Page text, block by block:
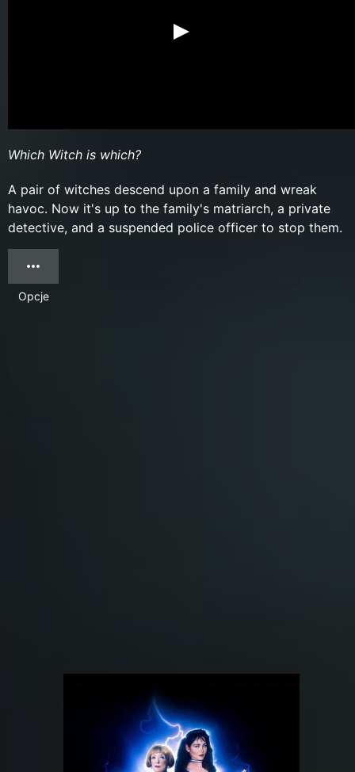
Which Witch is which?
A pair of witches descend upon a family and wreak
havoc. Now it's up to the family's matriarch, a private
detective, and a suspended police officer to stop them.
Opcje